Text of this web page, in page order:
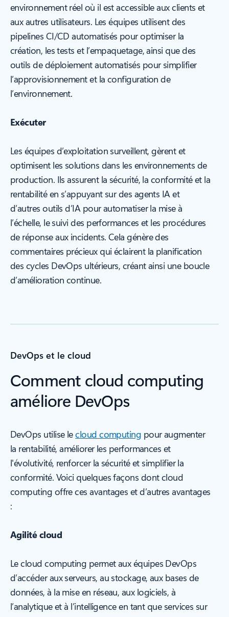
environnement réel où il est accessible aux clients et
aux autres utilisateurs. Les équipes utilisent des
pipelines CI/CD automatisés pour optimiser la
création, les tests et l’empaquetage, ainsi que des
outils de déploiement automatisés pour simplifier
l’approvisionnement et la configuration de
l’environnement.
Exécuter
Les équipes d’exploitation surveillent, gèrent et
optimisent les solutions dans les environnements de
production. Ils assurent la sécurité, la conformité et la
rentabilité en s’appuyant sur des agents IA et
d’autres outils d’IA pour automatiser la mise à
l’échelle, le suivi des performances et les procédures
de réponse aux incidents. Cela génère des
commentaires précieux qui éclairent la planification
des cycles DevOps ultérieurs, créant ainsi une boucle
d’amélioration continue.
DevOps et le cloud
Comment cloud computing
améliore DevOps
DevOps utilise lecloud computing pour augmenter
la rentabilité, améliorer les performances et
l'évolutivité, renforcer la sécurité et simplifier la
conformité. Voici quelques façons dont cloud
computing offre ces avantages et d’autres avantages
:
Agilité cloud
Le cloud computing permet aux équipes DevOps
d’accéder aux serveurs, au stockage, aux bases de
données, à la mise en réseau, aux logiciels, à
l’analytique et à l’intelligence en tant que services sur